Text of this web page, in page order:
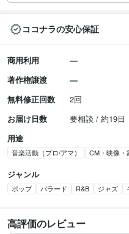
ココナラの安心保証
商用利用
著作権譲渡
無料修正回数
2回
お届け日数
要相談 / 約19日
用途
音楽活動（プロ/アマ） CM・映像・
ジャンル
ポップ バラード R&B ジャズ
高評価のレビュー